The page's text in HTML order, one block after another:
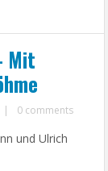
Mit
| 0 comments
und Ulrich